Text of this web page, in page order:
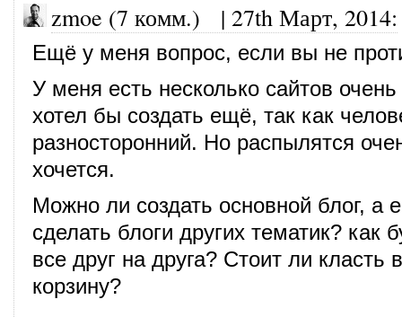
zmoe (7 комм.) | 27th Март, 2014:
Ещё у меня вопрос, если вы не
У меня есть несколько сайтов
хотел бы создать ещё, так как
разносторонний. Но распылятся
хочется.
Можно ли создать основной блог, а
сделать блоги других тематик? как
все друг на друга? Стоит ли класть
корзину?